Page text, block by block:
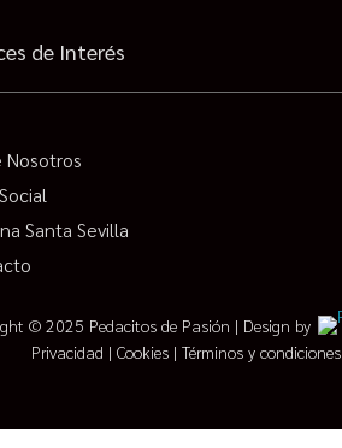
de Interés
Nosotros
Santa Sevilla
© 2025 Pedacitos de Pasión | Design by
Privacidad | Cookies| Términos y condiciones